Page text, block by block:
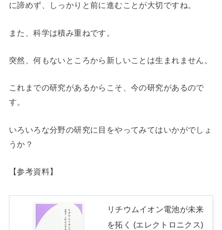
に諦めず、しっかりと前に進むことが大切ですね。
また、科学は積み重ねです。
突然、何もないところから新しいことは生まれません。
これまでの研究があるからこそ、今の研究があるので
す。
いろいろな分野の研究に目をやってみてはいかがでしょ
うか？
【参考資料】
リチウムイオン電池が未来
を拓く (エレクトロニクス)